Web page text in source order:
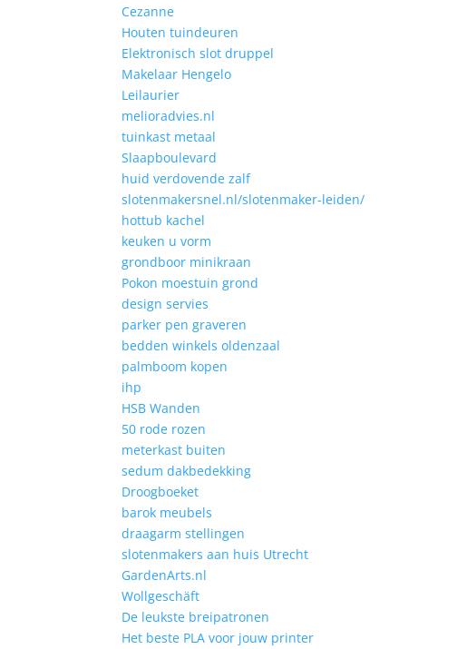
Cezanne
Houten tuindeuren
Elektronisch slot druppel
Makelaar Hengelo
Leilaurier
melioradvies.nl
tuinkast metaal
Slaapboulevard
huid verdovende zalf
slotenmakersnel.nl/slotenmaker-leiden/
hottub kachel
keuken u vorm
grondboor minikraan
Pokon moestuin grond
design servies
parker pen graveren
bedden winkels oldenzaal
palmboom kopen
ihp
HSB Wanden
50 rode rozen
meterkast buiten
sedum dakbedekking
Droogboeket
barok meubels
draagarm stellingen
slotenmakers aan huis Utrecht
GardenArts.nl
Wollgeschäft
De leukste breipatronen
Het beste PLA voor jouw printer